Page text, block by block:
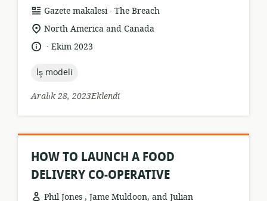
Kaynak
formatı:
Gazete makalesi .
yayıncı:
The Breach
Uygunluk
konumu:
North America and Canada
Dil: .
YayınEkim 2023
topic:
İş modeli
Aralık 28, 2023Eklendi
HOW TO LAUNCH A FOOD
DELIVERY CO-OPERATIVE
Phil Jones , Jame Muldoon, and Julian